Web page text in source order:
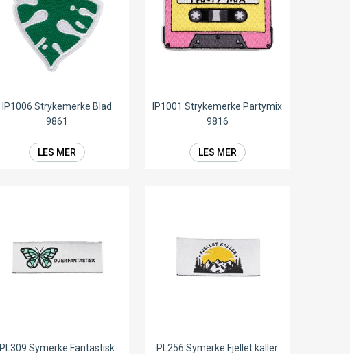
IP1006 Strykemerke Blad
9861
LES MER
IP1001 Strykemerke Partymix
9816
LES MER
PL309 Symerke Fantastisk
PL256 Symerke Fjellet kaller